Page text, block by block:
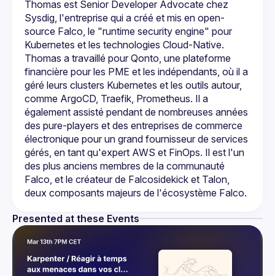
Thomas est Senior Developer Advocate chez
Sysdig, l'entreprise qui a créé et mis en open-
source Falco, le "runtime security engine" pour
Kubernetes et les technologies Cloud-Native.
Thomas a travaillé pour Qonto, une plateforme
financière pour les PME et les indépendants, où il a
géré leurs clusters Kubernetes et les outils autour,
comme ArgoCD, Traefik, Prometheus. Il a
également assisté pendant de nombreuses années
des pure-players et des entreprises de commerce
électronique pour un grand fournisseur de services
gérés, en tant qu'expert AWS et FinOps. Il est l'un
des plus anciens membres de la communauté
Falco, et le créateur de Falcosidekick et Talon,
Presented at these Events